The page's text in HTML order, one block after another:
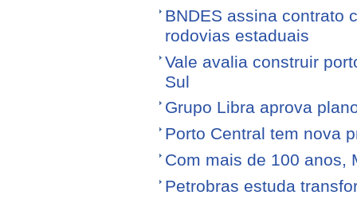
BNDES assina contrato
rodovias estaduais
Vale avalia construir
Sul
Grupo Libra aprova
Porto Central tem nova
Com mais de 100 anos,
Petrobras estuda